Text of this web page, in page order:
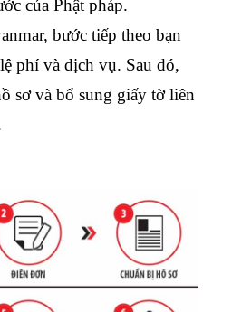
của Phật pháp.
bước tiếp theo bạn
phí và dịch vụ. Sau đó,
sơ và bổ sung giấy tờ liên